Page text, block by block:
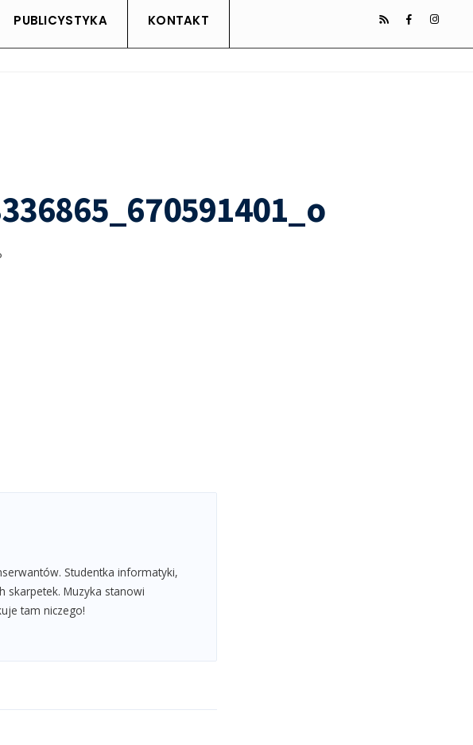
PUBLICYSTYKA KONTAKT
Studentka informatyki,
skarpetek. Muzyka stanowi
tam niczego!